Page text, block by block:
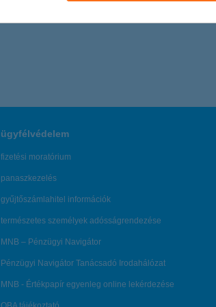
ügyfélvédelem
fizetési moratórium
panaszkezelés
gyűjtőszámlahitel információk
természetes személyek adósságrendezése
MNB – Pénzügyi Navigátor
Pénzügyi Navigátor Tanácsadó Irodahálózat
MNB - Értékpapír egyenleg online lekérdezése